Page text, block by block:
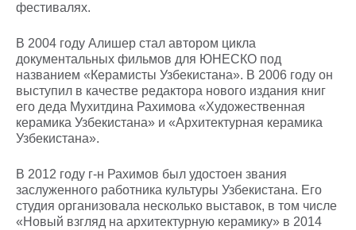
фестивалях.
В 2004 году Алишер стал автором цикла
документальных фильмов для ЮНЕСКО под
названием «Керамисты Узбекистана». В 2006 году он
выступил в качестве редактора нового издания книг
его деда Мухитдина Рахимова «Художественная
керамика Узбекистана» и «Архитектурная керамика
Узбекистана».
В 2012 году г-н Рахимов был удостоен звания
заслуженного работника культуры Узбекистана. Его
студия организовала несколько выставок, в том числе
«Новый взгляд на архитектурную керамику» в 2014